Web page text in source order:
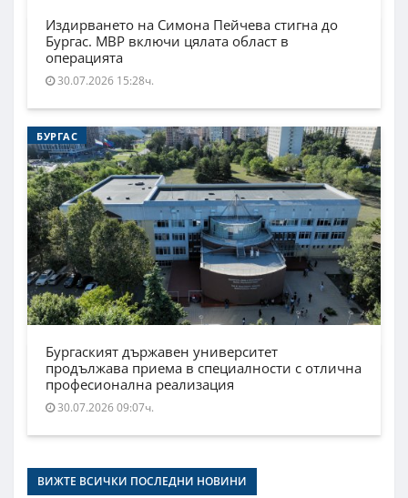
Издирването на Симона Пейчева стигна до
Бургас. МВР включи цялата област в
операцията
30.07.2026 15:28ч.
БУРГАС
Бургаският държавен университет
продължава приема в специалности с отлична
професионална реализация
30.07.2026 09:07ч.
ВИЖТЕ ВСИЧКИ ПОСЛЕДНИ НОВИНИ